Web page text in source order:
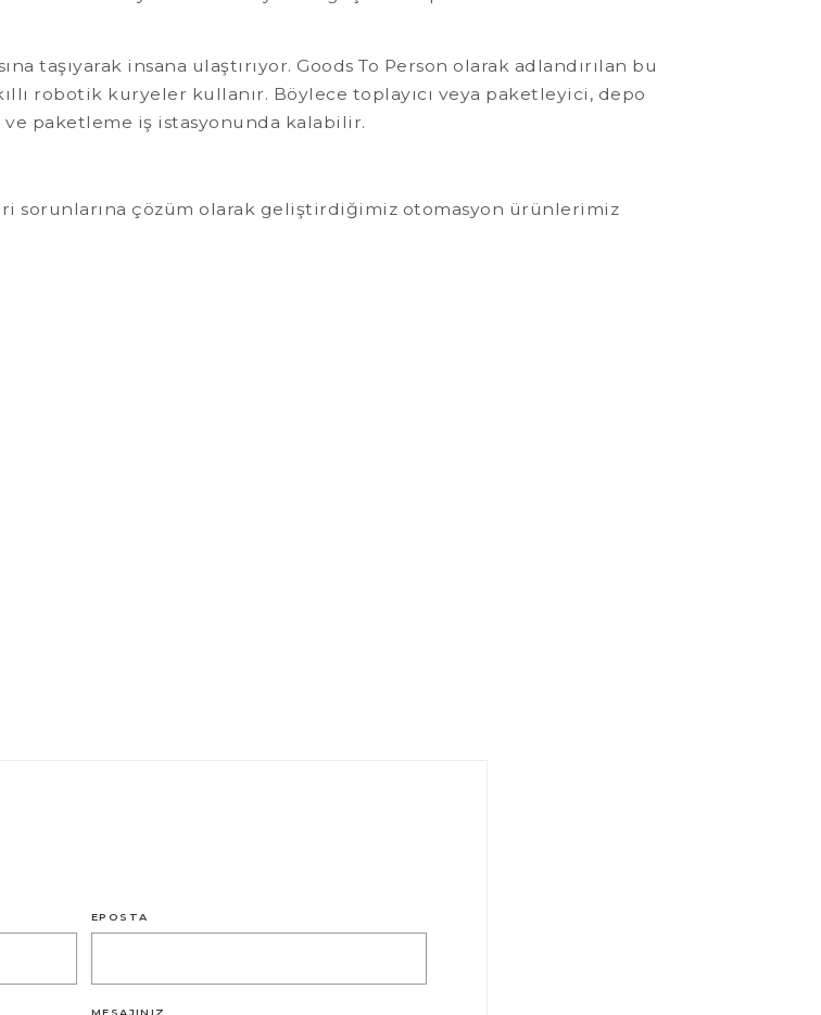
taşıyarak insana ulaştırıyor. Goods To Person olarak adlandırılan bu
robotik kuryeler kullanır. Böylece toplayıcı veya paketleyici, depo
paketleme iş istasyonunda kalabilir.
sorunlarına çözüm olarak geliştirdiğimiz otomasyon ürünlerimiz
EPOSTA